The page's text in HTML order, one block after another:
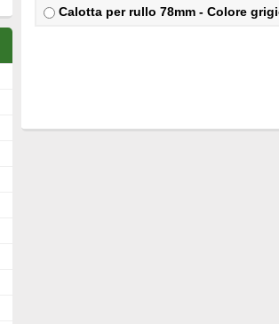
Calotta per rullo 78mm - Colore